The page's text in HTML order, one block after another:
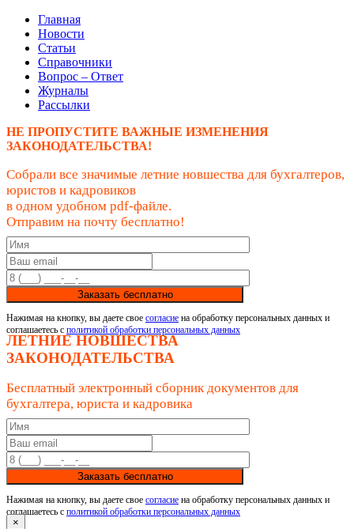
Главная
Новости
Статьи
Справочники
Вопрос – Ответ
Журналы
Рассылки
НЕ ПРОПУСТИТЕ ВАЖНЫЕ ИЗМЕНЕНИЯ
ЗАКОНОДАТЕЛЬСТВА!
Собрали все значимые летние новшества для бухгалтеров,
юристов и кадровиков
в одном удобном pdf-файле.
Отправим на почту бесплатно!
Заказать бесплатно
Нажимая на кнопку, вы даете свое согласие на обработку персональных данных и
соглашаетесь с политикой обработки персональных данных
ЛЕТНИЕ НОВШЕСТВА
ЗАКОНОДАТЕЛЬСТВА
Бесплатный электронный сборник документов для
бухгалтера, юриста и кадровика
Заказать бесплатно
Нажимая на кнопку, вы даете свое согласие на обработку персональных данных и
соглашаетесь с политикой обработки персональных данных
×